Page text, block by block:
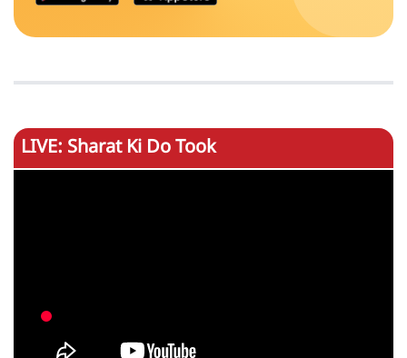
LIVE: Sharat Ki Do Took